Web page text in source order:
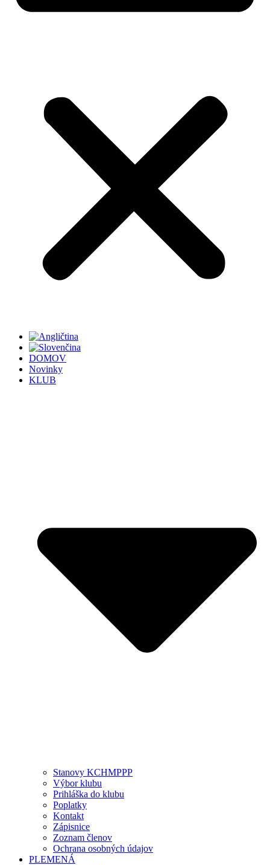
DOMOV
Novinky
KLUB
Stanovy KCHMPPP
Výbor klubu
Prihláška do klubu
Poplatky
Kontakt
Zápisnice
Zoznam členov
Ochrana osobných údajov
PLEMENÁ